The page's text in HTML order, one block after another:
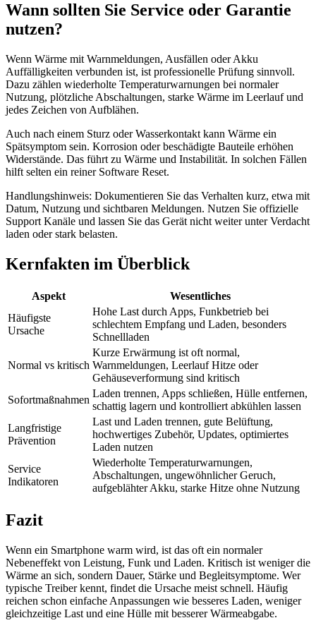
Wann sollten Sie Service oder Garantie
nutzen?
Wenn Wärme mit Warnmeldungen, Ausfällen oder Akku
Auffälligkeiten verbunden ist, ist professionelle Prüfung sinnvoll.
Dazu zählen wiederholte Temperaturwarnungen bei normaler
Nutzung, plötzliche Abschaltungen, starke Wärme im Leerlauf und
jedes Zeichen von Aufblähen.
Auch nach einem Sturz oder Wasserkontakt kann Wärme ein
Spätsymptom sein. Korrosion oder beschädigte Bauteile erhöhen
Widerstände. Das führt zu Wärme und Instabilität. In solchen Fällen
hilft selten ein reiner Software Reset.
Handlungshinweis: Dokumentieren Sie das Verhalten kurz, etwa mit
Datum, Nutzung und sichtbaren Meldungen. Nutzen Sie offizielle
Support Kanäle und lassen Sie das Gerät nicht weiter unter Verdacht
laden oder stark belasten.
Kernfakten im Überblick
Aspekt
Wesentliches
Häufigste
Ursache
Hohe Last durch Apps, Funkbetrieb bei
schlechtem Empfang und Laden, besonders
Schnellladen
Normal vs kritisch
Kurze Erwärmung ist oft normal,
Warnmeldungen, Leerlauf Hitze oder
Gehäuseverformung sind kritisch
Sofortmaßnahmen
Laden trennen, Apps schließen, Hülle entfernen,
schattig lagern und kontrolliert abkühlen lassen
Langfristige
Prävention
Last und Laden trennen, gute Belüftung,
hochwertiges Zubehör, Updates, optimiertes
Laden nutzen
Service
Indikatoren
Wiederholte Temperaturwarnungen,
Abschaltungen, ungewöhnlicher Geruch,
aufgeblähter Akku, starke Hitze ohne Nutzung
Fazit
Wenn ein Smartphone warm wird, ist das oft ein normaler
Nebeneffekt von Leistung, Funk und Laden. Kritisch ist weniger die
Wärme an sich, sondern Dauer, Stärke und Begleitsymptome. Wer
typische Treiber kennt, findet die Ursache meist schnell. Häufig
reichen schon einfache Anpassungen wie besseres Laden, weniger
gleichzeitige Last und eine Hülle mit besserer Wärmeabgabe.